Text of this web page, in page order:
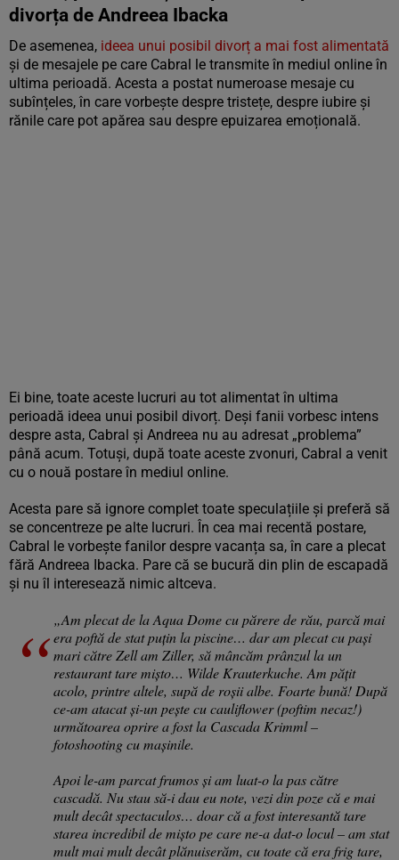
divorța de Andreea Ibacka
De asemenea, ideea unui posibil divorț a mai fost alimentată
și de mesajele pe care Cabral le transmite în mediul online în
ultima perioadă. Acesta a postat numeroase mesaje cu
subînțeles, în care vorbește despre tristețe, despre iubire și
rănile care pot apărea sau despre epuizarea emoțională.
Ei bine, toate aceste lucruri au tot alimentat în ultima
perioadă ideea unui posibil divorț. Deși fanii vorbesc intens
despre asta, Cabral și Andreea nu au adresat „problema”
până acum. Totuși, după toate aceste zvonuri, Cabral a venit
cu o nouă postare în mediul online.
Acesta pare să ignore complet toate speculațiile și preferă să
se concentreze pe alte lucruri. În cea mai recentă postare,
Cabral le vorbește fanilor despre vacanța sa, în care a plecat
fără Andreea Ibacka. Pare că se bucură din plin de escapadă
și nu îl interesează nimic altceva.
„Am plecat de la Aqua Dome cu părere de rău, parcă mai
era poftă de stat puțin la piscine… dar am plecat cu pași
mari către Zell am Ziller, să mâncăm prânzul la un
restaurant tare mișto… Wilde Krauterkuche. Am pățit
acolo, printre altele, supă de roșii albe. Foarte bună! După
ce-am atacat și-un pește cu cauliflower (poftim necaz!)
următoarea oprire a fost la Cascada Krimml –
fotoshooting cu mașinile.
Apoi le-am parcat frumos și am luat-o la pas către
cascadă. Nu stau să-i dau eu note, vezi din poze că e mai
mult decât spectaculos… doar că a fost interesantă tare
starea incredibil de mișto pe care ne-a dat-o locul – am stat
mult mai mult decât plănuiserăm, cu toate că era frig tare,